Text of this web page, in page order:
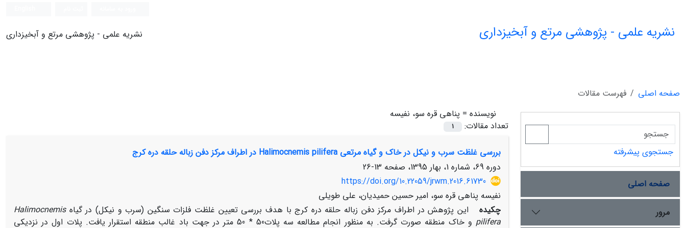
نشریه علمی - پژوهشی مرتع و آبخیزداری نشریه علمی - پژوهشی مرتع و آبخیزداری
صفحه اصلی
فهرست مقالات
نویسنده = پناهی قره سو، نفیسه
تعداد مقالات:
1
بررسی غلظت سرب و نیکل در خاک و گیاه مرتعی Halimocnemis pilifera در اطراف مرکز دفن زباله حلقه دره کرج
دوره 69، شماره 1، بهار 1395، صفحه
13-26
https://doi.org/10.22059/jrwm.2016.61730
نفیسه پناهی قره سو، امیر حسین حمیدیان، علی طویلی
چکیده
این پژوهش در اطراف مرکز دفن زباله حلقه دره کرج با هدف بررسی تعیین غلظت فلزات سنگین (سرب و نیکل) در گیاهHalimocnemis
pilifera
و خاک منطقه صورت گرفت. به منظور انجام مطالعه سه پلات50 * 50 متر در جهت باد غالب منطقه استقرار یافت. پلات اول در نزدیکی
جستجوی پیشرفته
صفحه اصلی
مرور